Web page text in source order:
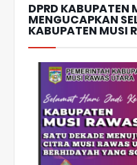
DPRD KABUPATEN
MENGUCAPKAN
KABUPATEN MUSI